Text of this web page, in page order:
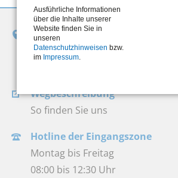
Jobcenter Remscheid
Bismarckstraße 8-10
Wegbeschreibung
So finden Sie uns
Hotline der Eingangszone
Montag bis Freitag
08:00 bis 12:30 Uhr
Ausführliche Informationen
über die Inhalte unserer
Website finden Sie in
unseren
Datenschutzhinweisen bzw.
im Impressum.